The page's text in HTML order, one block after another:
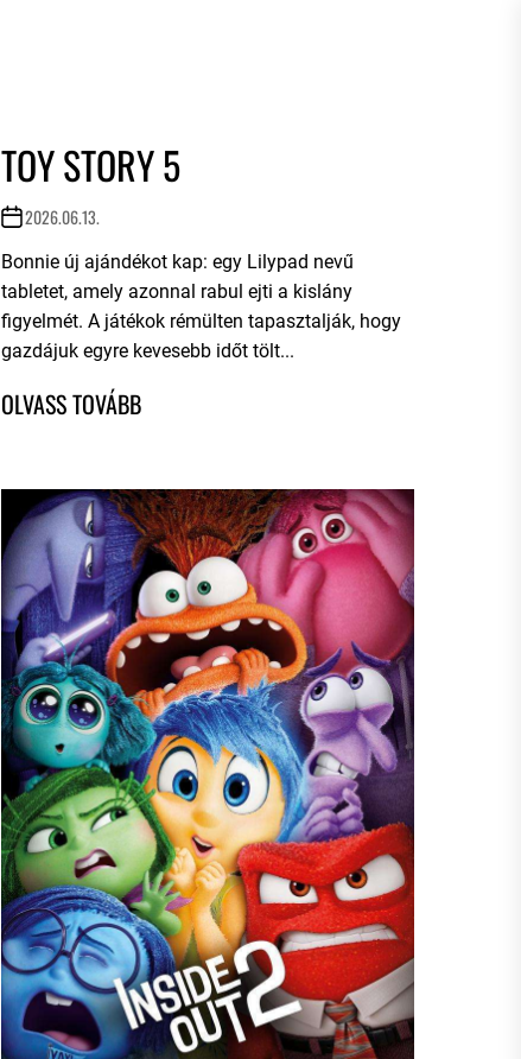
TOY STORY 5
2026.06.13.
Bonnie új ajándékot kap: egy Lilypad nevű
tabletet, amely azonnal rabul ejti a kislány
figyelmét. A játékok rémülten tapasztalják, hogy
gazdájuk egyre kevesebb időt tölt...